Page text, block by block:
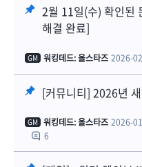
2월 11일(수) 확인된
해결 완료]
GM 워킹데드: 올스타즈 2026-
[커뮤니티] 2026년
GM 워킹데드: 올스타즈 2026-
6